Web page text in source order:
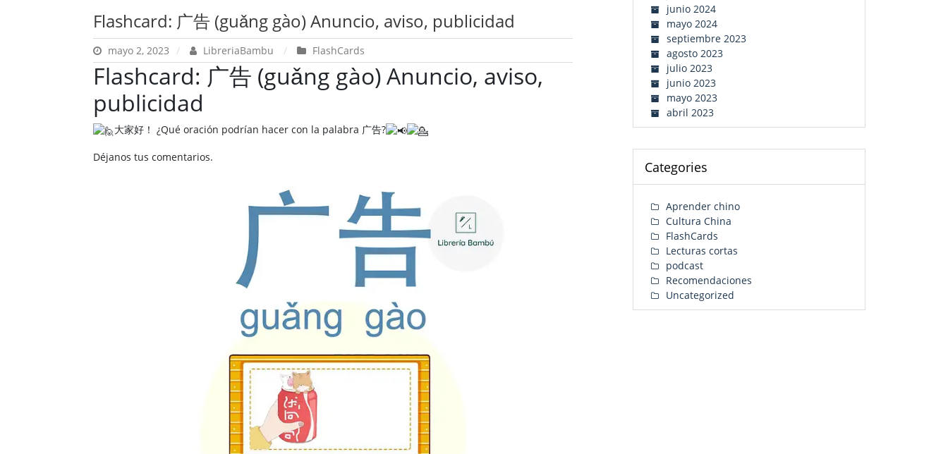
Flashcard: 广告 (guǎng gào) Anuncio, aviso, publicidad
mayo 2, 2023 LibreriaBambu FlashCards
Flashcard: 广告 (guǎng gào) Anuncio, aviso,
publicidad
大家好！ ¿Qué oración podrían hacer con la palabra 广告?
Déjanos tus comentarios.
junio 2024
mayo 2024
septiembre 2023
agosto 2023
julio 2023
junio 2023
mayo 2023
abril 2023
Categories
Aprender chino
Cultura China
FlashCards
Lecturas cortas
podcast
Recomendaciones
Uncategorized